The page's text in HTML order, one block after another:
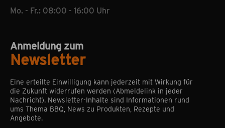
Mo. - Fr.: 08:00 - 16:00 Uhr
Anmeldung zum
Newsletter
Eine erteilte Einwilligung kann jederzeit mit Wirkung für
die Zukunft widerrufen werden (Abmeldelink in jeder
Nachricht). Newsletter-Inhalte sind Informationen rund
ums Thema BBQ, News zu Produkten, Rezepte und
Angebote.